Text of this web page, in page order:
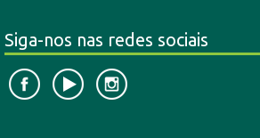
Siga-nos nas redes sociais